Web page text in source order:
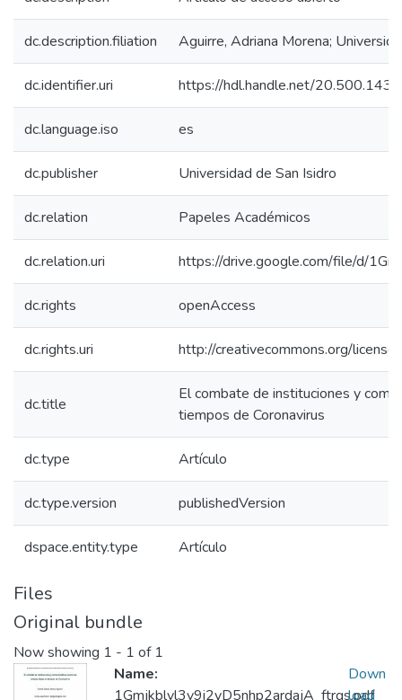
dc.description.filiation Aguirre, Adriana Morena;
dc.identifier.uri https://hdl.handle.net/
dc.language.iso es
dc.publisher Universidad de San Isidro
dc.relation Papeles Académicos
dc.relation.uri https://drive.google.com/file/d/
dc.rights openAccess
dc.rights.uri http://creativecommons.org/
dc.title
El combate de instituciones y
tiempos de Coronavirus
dc.type Artículo
dc.type.version publishedVersion
dspace.entity.type Artículo
Files
Original bundle
Now showing 1 - 1 of 1
Name:
1Gmjkblvl3v9i2yD5nhp2ardajA_ftrgs.pdf
Down
load